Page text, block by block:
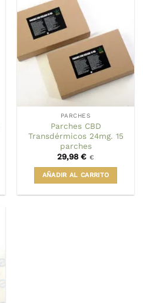
PARCHES
Parches CBD
Transdérmicos 24mg. 15
parches
29,98€ €
AÑADIR AL CARRITO